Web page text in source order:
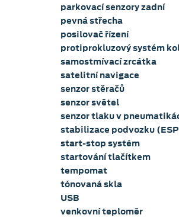
parkovací senzory zadní
pevná střecha
posilovač řízení
protiprokluzový systém
samostmívací zrcátka
satelitní navigace
senzor stěračů
senzor světel
senzor tlaku v
stabilizace podvozku
start-stop systém
startování tlačítkem
tempomat
tónovaná skla
USB
venkovní teploměr